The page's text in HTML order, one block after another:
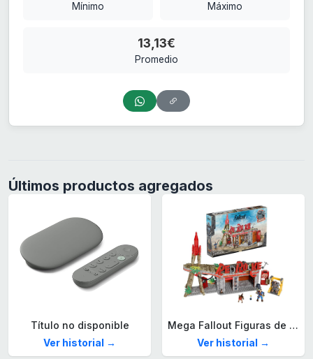
Mínimo Máximo
13,13€
Promedio
Últimos productos agregados
Título no disponible
Ver historial →
Mega Fallout Figuras de acción y Juguetes de construcción, Parada de Camiones Red Rocket con 824 Piezas, 2 Personajes articulados y Accesorios, para coleccionistas, HXT00
Ver historial →